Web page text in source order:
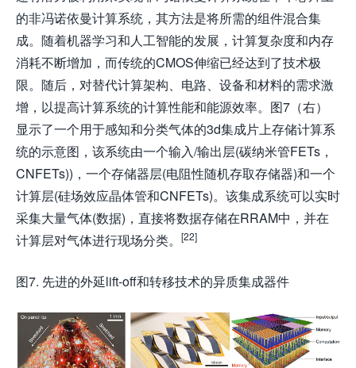
的非冯诺依曼计算系统，其方法是将所需的组件混合集
成。随着机器学习和人工智能的发展，计算复杂度和内存
消耗不断增加，而传统的CMOS伸缩已经达到了技术极
限。随后，对替代计算架构、电路、设备和材料的需求激
增，以提高计算系统的计算性能和能源效率。图7（右）
显示了一个用于感知和分类气体的3d集成片上存储计算系
统的示意图，该系统由一个输入/输出层(碳纳米管FETs，
CNFETs))，一个存储器层(电阻性随机存取存储器)和一个
计算层(硅场效应晶体管和CNFETs)。该集成系统可以实时
采集大量气体(数据)，直接将数据存储在RRAM中，并在
计算层对气体进行现场分类。
[22]
图7. 先进的外延lift-off和转移技术的异质集成器件